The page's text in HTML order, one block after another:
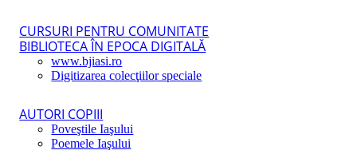
CURSURI PENTRU COMUNITATE
BIBLIOTECA ÎN EPOCA DIGITALĂ
www.bjiasi.ro
Digitizarea colecţiilor speciale
AUTORI COPIII
Poveştile Iaşului
Poemele Iaşului